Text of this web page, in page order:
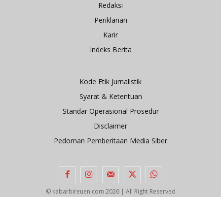
Redaksi
Periklanan
Karir
Indeks Berita
Kode Etik Jurnalistik
Syarat & Ketentuan
Standar Operasional Prosedur
Disclaimer
Pedoman Pemberitaan Media Siber
© kabarbireuen.com 2026 | All Right Reserved